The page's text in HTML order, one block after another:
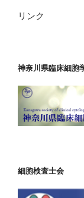
リンク
神奈川県臨床細胞
細胞検査士会